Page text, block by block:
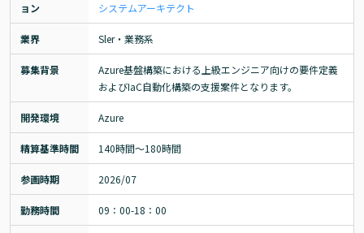
ョン
システムアーキテクト
業界 Sler・業務系
募集背景
Azure基盤構築における上級エンジニア向けの要件定義
およびIaC自動化構築の支援案件となります。
開発環境 Azure
精算基準時間 140時間〜180時間
参画時期 2026/07
勤務時間 09：00-18：00